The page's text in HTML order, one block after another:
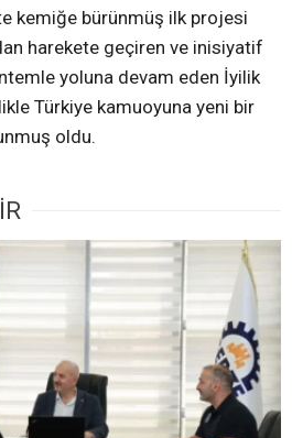
kemiğe bürünmüş ilk projesi
harekete geçiren ve inisiyatif
yoluna devam eden İyilik
Türkiye kamuoyuna yeni bir
oldu.